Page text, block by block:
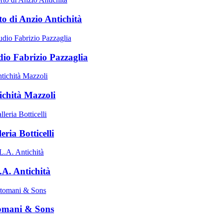
di Anzio Antichità
Fabrizio Pazzaglia
Mazzoli
Botticelli
Antichità
& Sons